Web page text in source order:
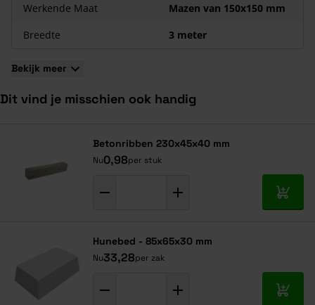
Werkende Maat
Mazen van 150x150 mm
Breedte
3 meter
Bekijk meer
Dit vind je misschien ook handig
Betonribben 230x45x40 mm
Nu0,98per stuk
In
Hunebed - 85x65x30 mm
Nu33,28per zak
In